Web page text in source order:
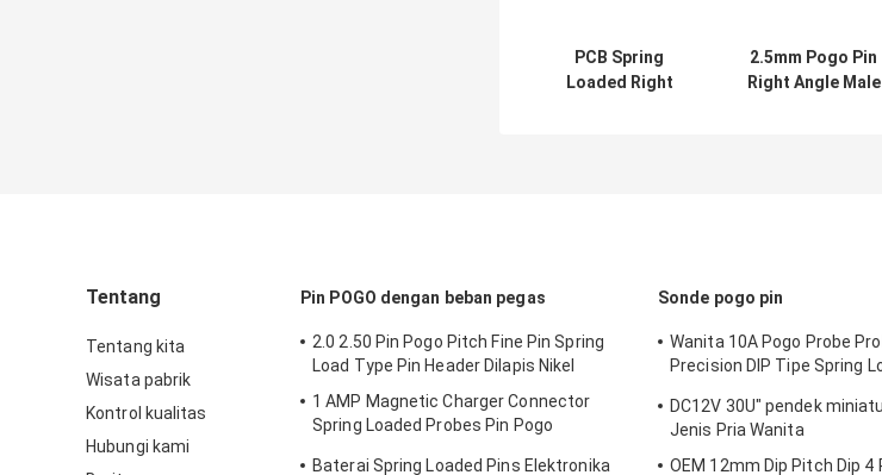
PCB Spring
Loaded Right
2.5mm Pogo Pin
Right Angle Male
Tentang
Tentang kita
Wisata pabrik
Kontrol kualitas
Hubungi kami
Pin POGO dengan beban pegas
2.0 2.50 Pin Pogo Pitch Fine Pin Spring
Load Type Pin Header Dilapis Nikel
1 AMP Magnetic Charger Connector
Spring Loaded Probes Pin Pogo
Baterai Spring Loaded Pins Elektronika
Sonde pogo pin
Wanita 10A Pogo Probe
Precision DIP Tipe Spring
DC12V 30U" pendek
Jenis Pria Wanita
OEM 12mm Dip Pitch Dip 4